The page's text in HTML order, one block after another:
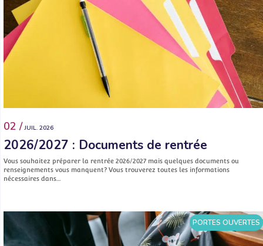
02 / JUIL. 2026
2026/2027 : Documents de rentrée
Vous souhaitez préparer la rentrée 2026/2027 mais quelques documents ou
renseignements vous manquent? Vous trouverez toutes les informations
nécessaires dans…
PORTES OUVERTES